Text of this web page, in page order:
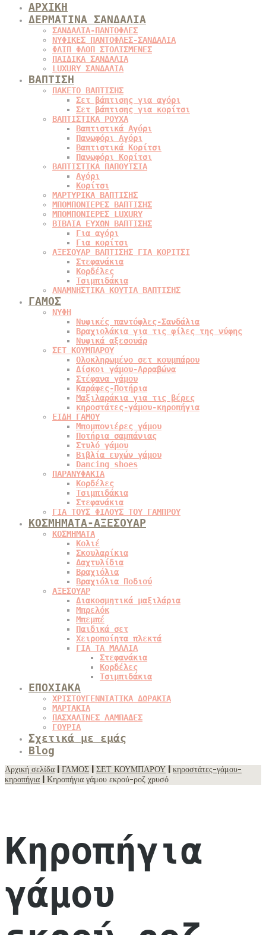
ΑΡΧΙΚΗ
ΔΕΡΜΑΤΙΝΑ ΣΑΝΔΑΛΙΑ
ΣΑΝΔΑΛΙΑ-ΠΑΝΤΟΦΛΕΣ
ΝΥΦΙΚΕΣ ΠΑΝΤΟΦΛΕΣ-ΣΑΝΔΑΛΙΑ
ΦΛΙΠ ΦΛΟΠ ΣΤΟΛΙΣΜΕΝΕΣ
ΠΑΙΔΙΚΑ ΣΑΝΔΑΛΙΑ
LUXURY ΣΑΝΔΑΛΙΑ
ΒΑΠΤΙΣΗ
ΠΑΚΕΤΟ ΒΑΠΤΙΣΗΣ
Σετ βάπτισης για αγόρι
Σετ βάπτισης για κορίτσι
ΒΑΠΤΙΣΤΙΚΑ ΡΟΥΧΑ
Βαπτιστικά Αγόρι
Πανωφόρι Αγόρι
Βαπτιστικά Κορίτσι
Πανωφόρι Κορίτσι
ΒΑΠΤΙΣΤΙΚΑ ΠΑΠΟΥΤΣΙΑ
Αγόρι
Κορίτσι
ΜΑΡΤΥΡΙΚΑ ΒΑΠΤΙΣΗΣ
ΜΠΟΜΠΟΝΙΕΡΕΣ ΒΑΠΤΙΣΗΣ
ΜΠΟΜΠΟΝΙΕΡΕΣ LUXURY
ΒΙΒΛΙΑ ΕΥΧΩΝ ΒΑΠΤΙΣΗΣ
Για αγόρι
Για κορίτσι
ΑΞΕΣΟΥΑΡ ΒΑΠΤΙΣΗΣ ΓΙΑ ΚΟΡΙΤΣΙ
Στεφανάκια
Κορδέλες
Τσιμπιδάκια
ΑΝΑΜΝΗΣΤΙΚΑ ΚΟΥΤΙΑ ΒΑΠΤΙΣΗΣ
ΓΑΜΟΣ
ΝΥΦΗ
Νυφικές παντόφλες-Σανδάλια
Βραχιολάκια για τις φίλες της νύφης
Νυφικά αξεσουάρ
ΣΕΤ ΚΟΥΜΠΑΡΟΥ
Ολοκληρωμένο σετ κουμπάρου
Δίσκοι γάμου-Αρραβώνα
Στέφανα γάμου
Καράφες-Ποτήρια
Μαξιλαράκια για τις βέρες
κηροστάτες-γάμου-κηροπήγια
ΕΙΔΗ ΓΑΜΟΥ
Μπομπονιέρες γάμου
Ποτήρια σαμπάνιας
Στυλό γάμου
Βιβλία ευχών γάμου
Dancing shoes
ΠΑΡΑΝΥΦΑΚΙΑ
Κορδέλες
Τσιμπιδάκια
Στεφανάκια
ΓΙΑ ΤΟΥΣ ΦΙΛΟΥΣ ΤΟΥ ΓΑΜΠΡΟΥ
ΚΟΣΜΗΜΑΤΑ-ΑΞΕΣΟΥΑΡ
ΚΟΣΜΗΜΑΤΑ
Κολιέ
Σκουλαρίκια
Δαχτυλίδια
Βραχιόλια
Βραχιόλια Ποδιού
ΑΞΕΣΟΥΑΡ
Διακοσμητικά μαξιλάρια
Μπρελόκ
Μπεμπέ
Παιδικά σετ
Χειροποίητα πλεκτά
ΓΙΑ ΤΑ ΜΑΛΛΙΑ
Στεφανάκια
Κορδέλες
Τσιμπιδάκια
ΕΠΟΧΙΑΚΑ
ΧΡΙΣΤΟΥΓΕΝΝΙΑΤΙΚΑ ΔΩΡΑΚΙΑ
ΜΑΡΤΑΚΙΑ
ΠΑΣΧΑΛΙΝΕΣ ΛΑΜΠΑΔΕΣ
ΓΟΥΡΙΑ
Σχετικά με εμάς
Blog
Αρχική σελίδα ΓΑΜΟΣ ΣΕΤ ΚΟΥΜΠΑΡΟΥ
κηροστάτες-γάμου-
κηροπήγια | Κηροπήγια γάμου εκρού-ροζ χρυσό
Κηροπήγια
γάμου